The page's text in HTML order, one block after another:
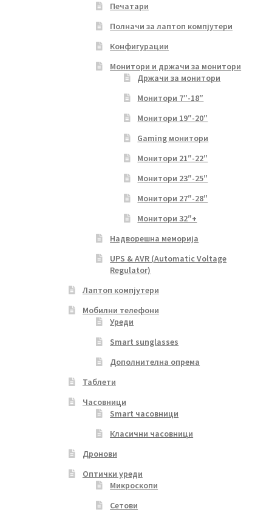
Печатари
Полначи за лаптоп компјутери
Конфигурации
Монитори и држачи за монитори
Држачи за монитори
Монитори 7″-18″
Монитори 19″-20″
Gaming монитори
Монитори 21″-22″
Монитори 23″-25″
Монитори 27″-28″
Монитори 32″+
Надворешна меморија
UPS & AVR (Automatic Voltage
Regulator)
Лаптоп компјутери
Мобилни телефони
Уреди
Smart sunglasses
Дополнителна опрема
Таблети
Часовници
Smart часовници
Класични часовници
Дронови
Оптички уреди
Микроскопи
Сетови